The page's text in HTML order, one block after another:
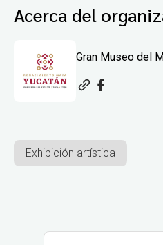
Acerca del
Gran Museo del
Exhibición artística